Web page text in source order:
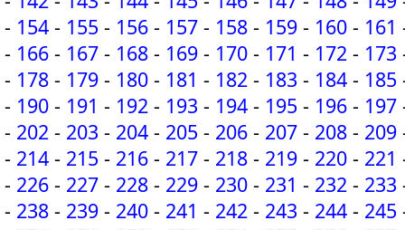
- 154 - 155 - 156 - 157 - 158 - 159 - 160 - 161
- 166 - 167 - 168 - 169 - 170 - 171 - 172 - 173
- 178 - 179 - 180 - 181 - 182 - 183 - 184 - 185
- 190 - 191 - 192 - 193 - 194 - 195 - 196 - 197
- 202 - 203 - 204 - 205 - 206 - 207 - 208 - 209
- 214 - 215 - 216 - 217 - 218 - 219 - 220 - 221
- 226 - 227 - 228 - 229 - 230 - 231 - 232 - 233
- 238 - 239 - 240 - 241 - 242 - 243 - 244 - 245